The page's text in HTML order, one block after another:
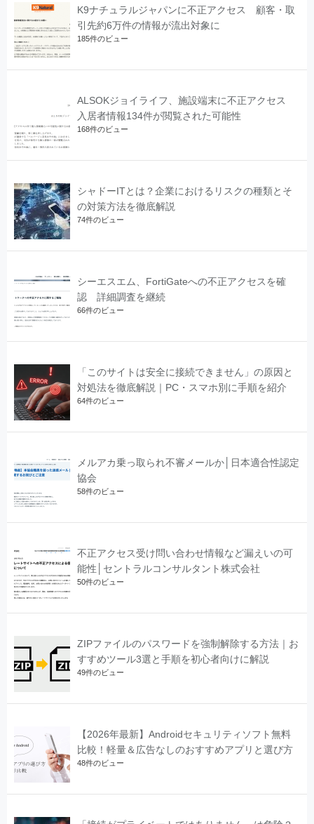
K9ナチュラルジャパンに不正アクセス 顧客・取
引先約6万件の情報が流出対象に
185件のビュー
ALSOKジョイライフ、施設端末に不正アクセス
入居者情報134件が閲覧された可能性
168件のビュー
シャドーITとは？企業におけるリスクの種類とそ
の対策方法を徹底解説
74件のビュー
シーエスエム、FortiGateへの不正アクセスを確
認 詳細調査を継続
66件のビュー
「このサイトは安全に接続できません」の原因と
対処法を徹底解説｜PC・スマホ別に手順を紹介
64件のビュー
メルアカ乗っ取られ不審メールか│日本適合性認定
協会
58件のビュー
不正アクセス受け問い合わせ情報など漏えいの可
能性│セントラルコンサルタント株式会社
50件のビュー
ZIPファイルのパスワードを強制解除する方法｜お
すすめツール3選と手順を初心者向けに解説
49件のビュー
【2026年最新】Androidセキュリティソフト無料
比較！軽量＆広告なしのおすすめアプリと選び方
48件のビュー